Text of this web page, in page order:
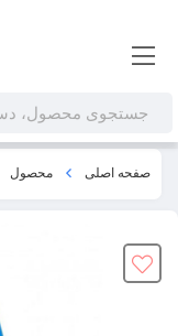
صفحه اصلی محصول